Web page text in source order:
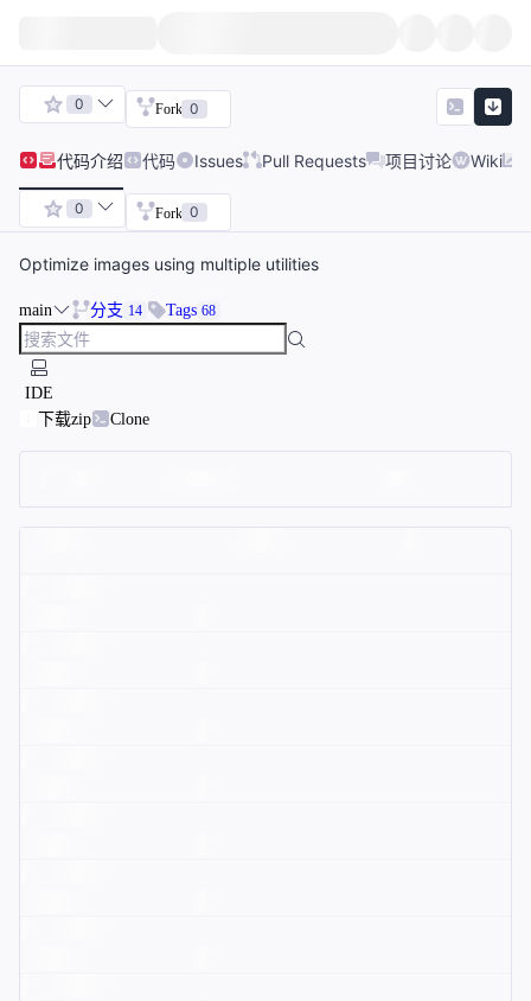
0 Fork 0
代码介绍 代码 Issues Pull Requests 项目讨论 Wiki
0 Fork 0
Optimize images using multiple utilities
main 分支 14 Tags 68
IDE
下载zip
Clone